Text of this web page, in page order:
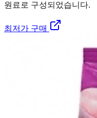
원료로 구성되었습니다.
최저가 구매